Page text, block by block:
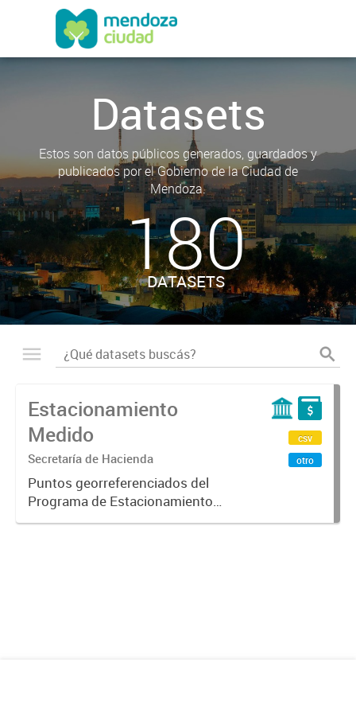
Datasets
Estos son datos públicos generados, guardados y
publicados por el Gobierno de la Ciudad de
Mendoza.
180
DATASETS
Estacionamiento
Medido
Secretaría de Hacienda
Puntos georreferenciados del
Programa de Estacionamiento
Medido de la Ciudad de Mendoza.
csv
otro